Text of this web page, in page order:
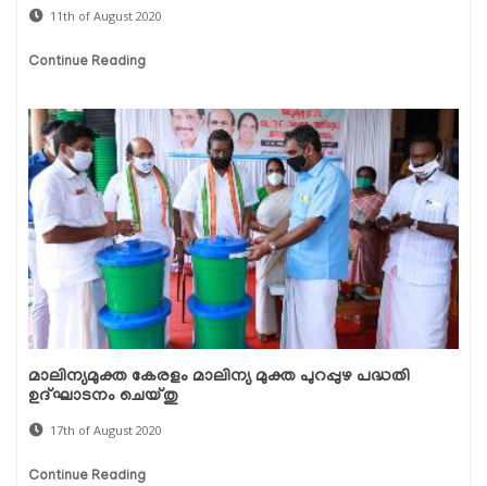
11th of August 2020
Continue Reading
മാലിന്യമുക്ത കേരളം മാലിന്യ മുക്ത പുറപ്പുഴ പദ്ധതി
ഉദ്ഘാടനം ചെയ്തു
17th of August 2020
Continue Reading